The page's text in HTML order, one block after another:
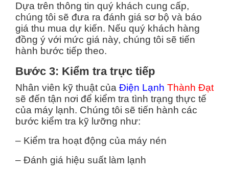
Dựa trên thông tin quý khách cung cấp,
chúng tôi sẽ đưa ra đánh giá sơ bộ và báo
giá thu mua dự kiến. Nếu quý khách hàng
đồng ý với mức giá này, chúng tôi sẽ tiến
hành bước tiếp theo.
Bước 3: Kiểm tra trực tiếp
Nhân viên kỹ thuật của Điện Lạnh Thành Đạt
sẽ đến tận nơi để kiểm tra tình trạng thực tế
của máy lạnh. Chúng tôi sẽ tiến hành các
bước kiểm tra kỹ lưỡng như:
– Kiểm tra hoạt động của máy nén
– Đánh giá hiệu suất làm lạnh